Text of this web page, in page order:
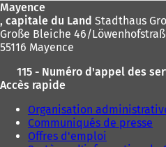
Mayence
, capitale du Land Stadthaus
Große Bleiche 46/
55116 Mayence
115 - Numéro d'appel des
Accès rapide
Organisation
Communiqués de presse
Offres d'emploi